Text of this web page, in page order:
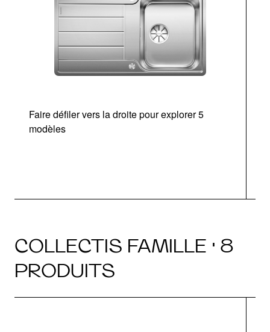
Faire défiler vers la droite pour explorer 5
modèles
COLLECTIS FAMILLE · 8
PRODUITS